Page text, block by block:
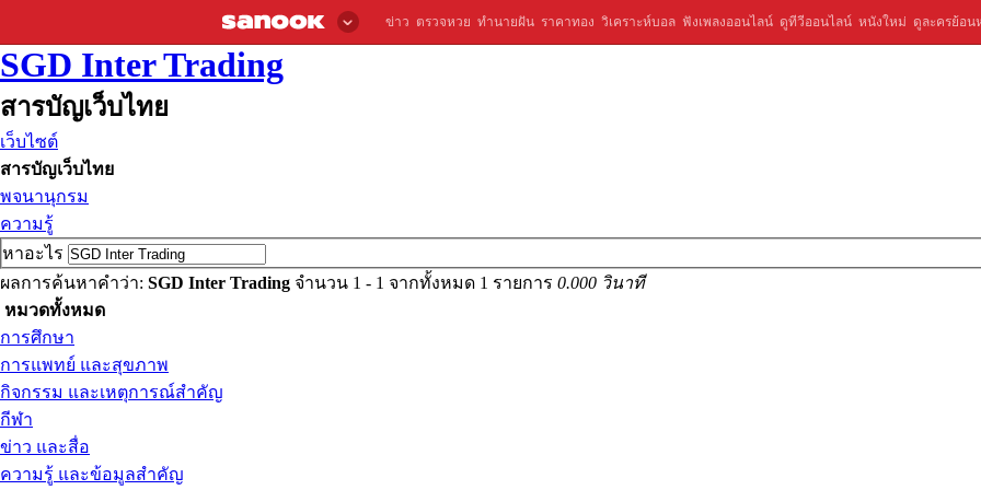
ข่าว ตรวจหวย ทำนายฝัน ราคาทอง วิเคราะห์บอล ฟังเพลงออนไลน์ ดูทีวีออนไลน์ หนังใหม่ ดูละครย้อน
SGD Inter Trading
สารบัญเว็บไทย
เว็บไซต์
สารบัญเว็บไทย
พจนานุกรม
ความรู้
หาอะไร
ผลการค้นหาคำว่า: SGD Inter Trading จำนวน 1 - 1 จากทั้งหมด 1 รายการ 0.000 วินาที
หมวดทั้งหมด
การศึกษา
การแพทย์ และสุขภาพ
กิจกรรม และเหตุการณ์สำคัญ
กีฬา
ข่าว และสื่อ
ความรู้ และข้อมูลสำคัญ